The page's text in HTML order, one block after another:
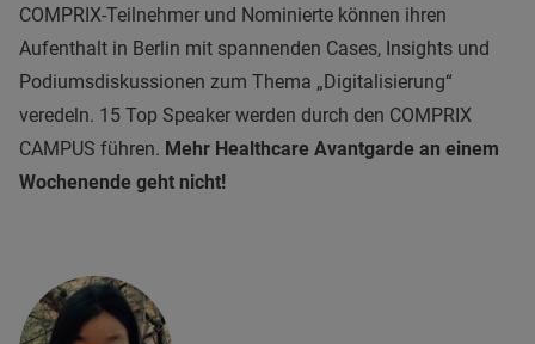
COMPRIX-Teilnehmer und Nominierte können ihren
Aufenthalt in Berlin mit spannenden Cases, Insights und
Podiumsdiskussionen zum Thema „Digitalisierung“
veredeln. 15 Top Speaker werden durch den COMPRIX
CAMPUS führen. Mehr Healthcare Avantgarde an einem
Wochenende geht nicht!